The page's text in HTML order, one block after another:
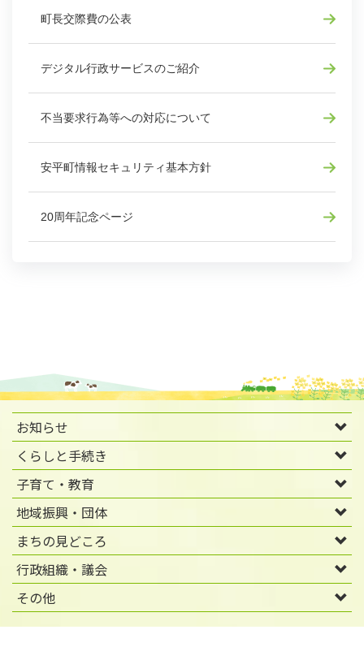
町長交際費の公表
デジタル行政サービスのご紹介
不当要求行為等への対応について
安平町情報セキュリティ基本方針
20周年記念ページ
お知らせ
くらしと手続き
子育て・教育
地域振興・団体
まちの見どころ
行政組織・議会
その他